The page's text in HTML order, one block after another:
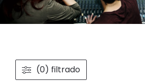
(0) filtrado